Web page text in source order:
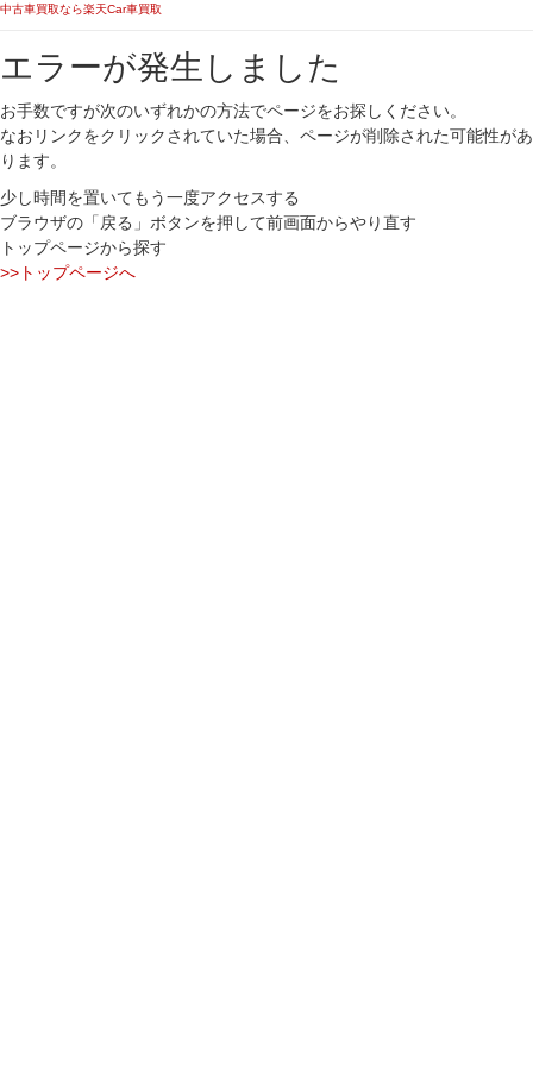
中古車買取なら楽天Car車買取
エラーが発生しました
お手数ですが次のいずれかの方法でページをお探しください。
なおリンクをクリックされていた場合、ページが削除された可能性があ
ります。
少し時間を置いてもう一度アクセスする
ブラウザの「戻る」ボタンを押して前画面からやり直す
トップページから探す
>>トップページへ